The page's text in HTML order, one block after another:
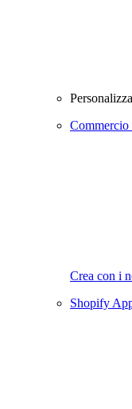
Commercio
Crea con i
Shopify